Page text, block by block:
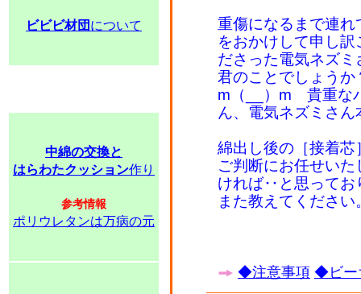
ビビビ材団 について
中綿の交換と
はらわたクッション作り
参考情報
ポリウレタンは万病の元
重傷になるまで連
をおかけして申し
ださった電気ネズ
君のことでしょう
m（__）m 貴重な
ん、電気ネズミさ
綿出し後の［接着
ご判断にお任せい
ければ‥と思ってお
また教えてくださ
◆注意事項 ◆ビー